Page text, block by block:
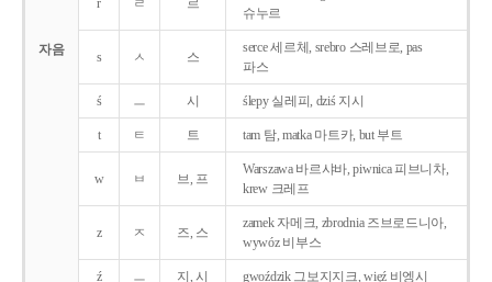
자음
r ㄹ 르
슈누르
s ㅅ 스
serce 세르체, srebro 스레브로, pas
파스
ś ㅡ 시 ślepy 실레피, dziś 지시
t ㅌ 트 tam 탐, matka 마트카, but 부트
w ㅂ 브, 프
Warszawa 바르샤바, piwnica 피브니차,
krew 크레프
z ㅈ 즈, 스
zamek 자메크, zbrodnia 즈브로드니아,
wywóz 비부스
ź ㅡ 지, 시 gwoździk 그보지지크, więź 비엥시